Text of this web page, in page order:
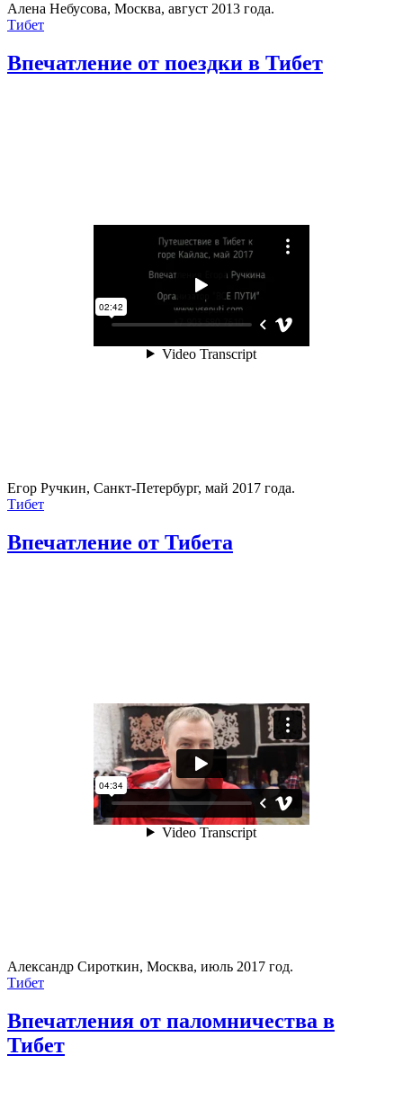
Алена Небусова, Москва, август 2013 года.
Тибет
Впечатление от поездки в Тибет
Егор Ручкин, Санкт-Петербург, май 2017 года.
Тибет
Впечатление от Тибета
Александр Сироткин, Москва, июль 2017 год.
Тибет
Впечатления от паломничества в
Тибет